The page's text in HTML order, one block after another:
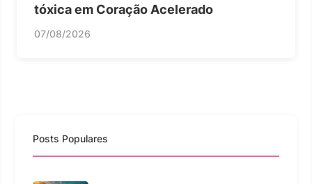
tóxica em Coração Acelerado
07/08/2026
Posts Populares